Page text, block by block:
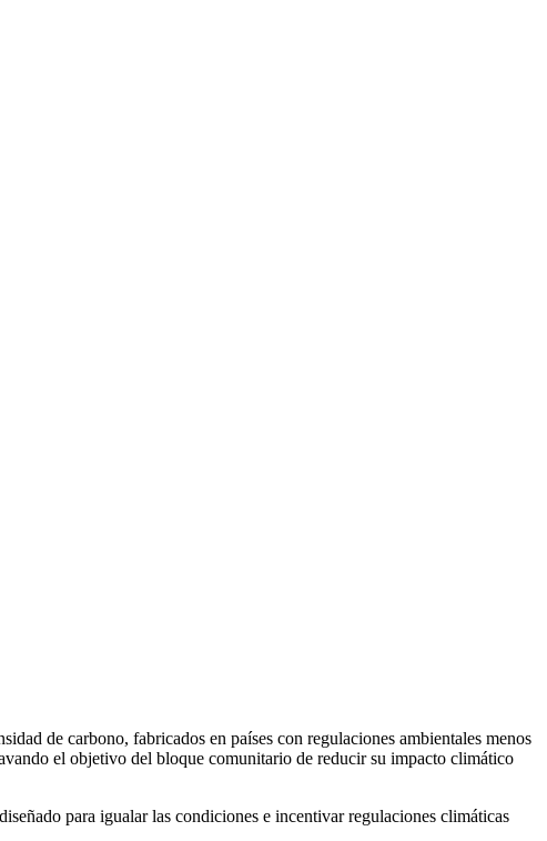
de carbono, fabricados en países con regulaciones ambientales menos
el objetivo del bloque comunitario de reducir su impacto climático
para igualar las condiciones e incentivar regulaciones climáticas